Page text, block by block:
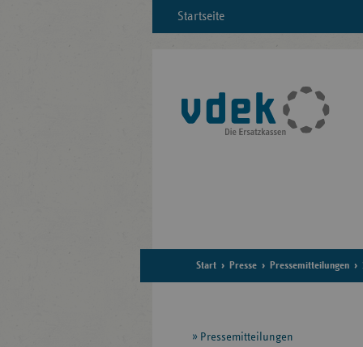
Startseite
Start Presse Pressemitteilungen
Seitennavigation
Pressemitteilungen